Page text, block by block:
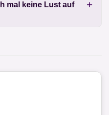
mal keine Lust auf